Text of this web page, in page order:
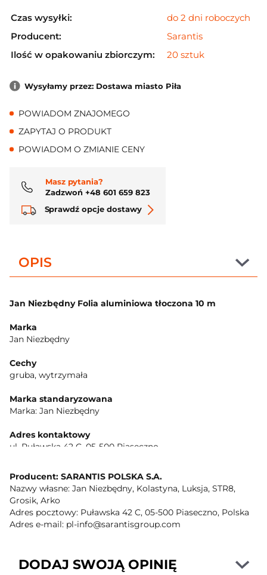
Czas wysyłki:
do 2 dni roboczych
Producent:
Sarantis
Ilość w opakowaniu zbiorczym:
20 sztuk
Wysyłamy przez: Dostawa miasto Piła
POWIADOM ZNAJOMEGO
ZAPYTAJ O PRODUKT
POWIADOM O ZMIANIE CENY
Masz pytania?
Zadzwoń +48 601 659 823
Sprawdź opcje dostawy
OPIS
Jan Niezbędny Folia aluminiowa tłoczona 10 m
Marka
Jan Niezbędny
Cechy
gruba, wytrzymała
Marka standaryzowana
Marka: Jan Niezbędny
Adres kontaktowy
ul. Puławska 42 C, 05-500 Piaseczno
Kontakt
Sarantis Polska S.A.
Logotypy stron trzecich
Green Dot
słoną oraz o odczynie bardzo kwasowym i zasadowym (np.
Producent: SARANTIS POLSKA S.A.
Nazwy własne: Jan Niezbędny, Kolastyna, Luksja, STR8,
Grosik, Arko
Adres pocztowy: Puławska 42 C, 05-500 Piaseczno, Polska
Adres e-mail: pl-info@sarantisgroup.com
DODAJ SWOJĄ OPINIĘ